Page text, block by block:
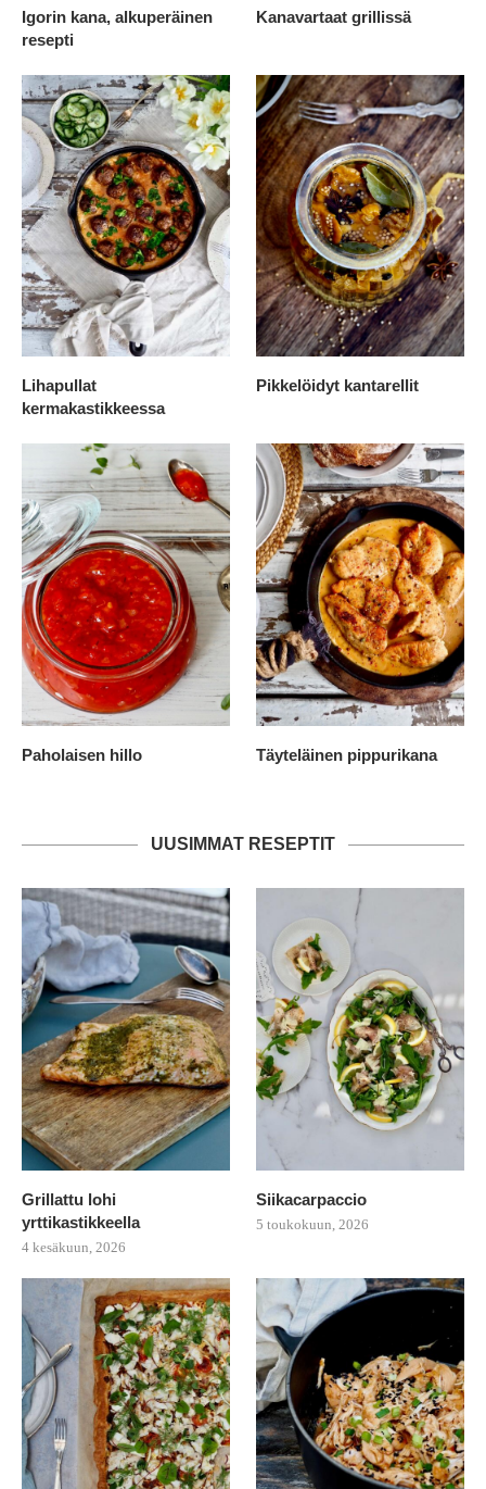
Igorin kana, alkuperäinen
resepti
Kanavartaat grillissä
Lihapullat
kermakastikkeessa
Pikkelöidyt kantarellit
Paholaisen hillo Täyteläinen pippurikana
UUSIMMAT RESEPTIT
Grillattu lohi
yrttikastikkeella
4 kesäkuun, 2026
Siikacarpaccio
5 toukokuun, 2026